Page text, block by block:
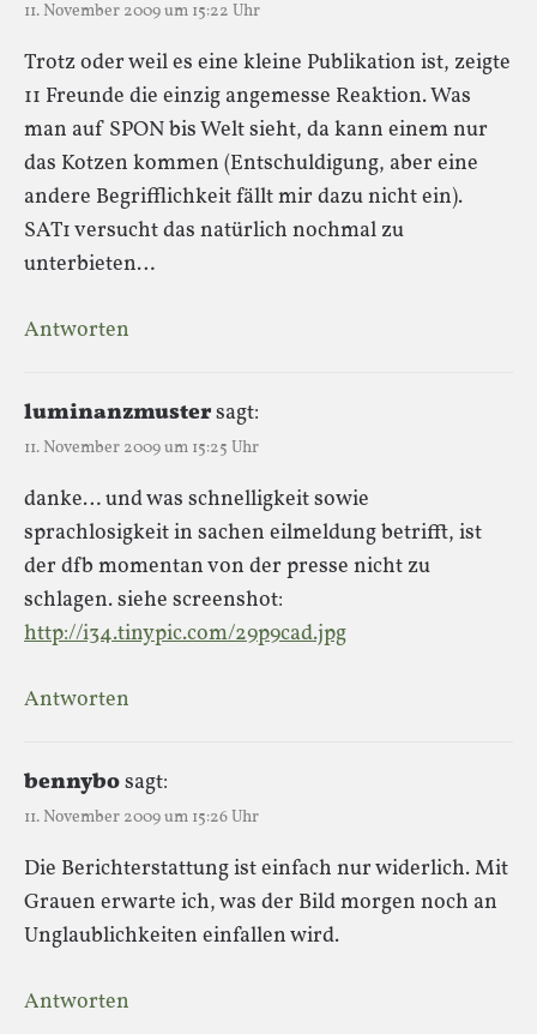
11. November 2009 um 15:22 Uhr
Trotz oder weil es eine kleine Publikation ist, zeigte
11 Freunde die einzig angemesse Reaktion. Was
man auf SPON bis Welt sieht, da kann einem nur
das Kotzen kommen (Entschuldigung, aber eine
andere Begrifflichkeit fällt mir dazu nicht ein).
SAT1 versucht das natürlich nochmal zu
unterbieten…
Antworten
luminanzmustersagt:
11. November 2009 um 15:25 Uhr
danke… und was schnelligkeit sowie
sprachlosigkeit in sachen eilmeldung betrifft, ist
der dfb momentan von der presse nicht zu
schlagen. siehe screenshot:
http://i34.tinypic.com/29p9cad.jpg
Antworten
bennybosagt:
11. November 2009 um 15:26 Uhr
Die Berichterstattung ist einfach nur widerlich. Mit
Grauen erwarte ich, was der Bild morgen noch an
Unglaublichkeiten einfallen wird.
Antworten